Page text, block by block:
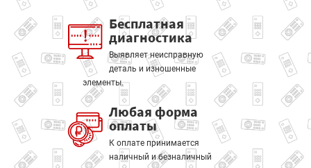
Бесплатная
диагностика
Выявляет неисправную
деталь и изношенные
элементы.
Любая форма
оплаты
К оплате принимается
наличный и безналичный